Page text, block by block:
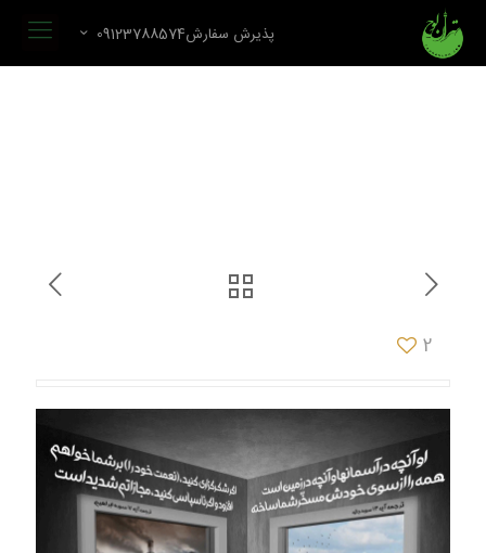
پذیرش سفارش09123788574
2